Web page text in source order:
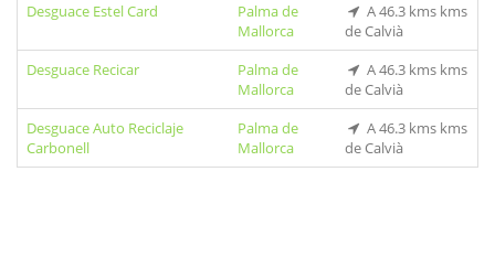
Desguace Estel Card
Palma de
Mallorca
A 46.3 kms kms
de Calvià
Desguace Recicar
Palma de
Mallorca
A 46.3 kms kms
de Calvià
Desguace Auto Reciclaje
Carbonell
Palma de
Mallorca
A 46.3 kms kms
de Calvià